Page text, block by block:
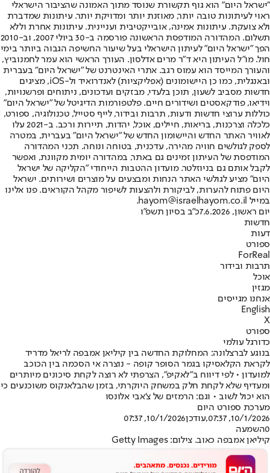
"ישראל היום" הוא גוף תקשורת שנוסד מתוך האמונה שהציבור הישראלי
ראוי לעיתונות טובה יותר, מאוזנת יותר ומדויקת יותר. עיתונות שמדברת
ולא צועקת. עיתונות אמינה, אובייקטיבית ועניינית. עיתונות אחרת וללא
תשלום. המהדורה המודפסת הראשונה פורסמה ב-30 ביולי 2007, וב-2010
הפך "ישראל היום" לעיתון הישראלי בעל שיעור החשיפה הגבוה ביותר בימי
חול. מו"ל העיתון היא ד"ר מרים אדלסון. העורך הראשי הוא עמר לחמנוביץ,
והעורך המייסד הוא עמוס רגב. אתרי האינטרנט של "ישראל היום" בעברית
ובאנגלית, כמו כן היישומונים (אפליקציות) לאנדרואיד ול-iOS, מציגים
חדשות מסביב לשעון, תוכן בלעדי, מבזקים ועדכונים, ניתוחים ופרשנויות,
וידיאו, פודקאסטים ושידורים חיים. פלטפורמות הדיגיטל של "ישראל היום"
כוללות ערוצי חדשות ודעות, תרבות ובידור, לייף סטייל, טכנולוגיה, ספורט,
כלכלה וצרכנות, בריאות, חיילים, אוכל, יהדות, תיירות ורכב. ב-2021 עלו
לאוויר האתר החדש והיישומון החדש של "ישראל היום" בעברית, במטרה
לספק לגולשים חוויה מהירה, עדכנית, בטוחה ונוחה. תכני המהדורה
המודפסת של העיתון זמינים גם באתר, במהדורה יומית מקוונת, ואפשר
לקבל אותם גם בניוזלטר. מועדון ההטבות הייחודי "הקליקה של ישראל
היום" מציע לגולשי האתר הנחות ומבצעים על מוצרים ושירותים. ישראל
היום פתוח להערות, לביקורת ולהצעות לשיפור מקהל הקוראים. פנו אלינו
במייל hayom@israelhayom.co.il.
יום ראשון, 7.6.2026
כ"ב בסיון תשפ"ו
חדשות
דעות
ספורט
ForReal
תרבות ובידור
אוכל
מגזין
אנחנו מגייסים
English
X
ספורט
כדורגל עולמי
בנוגע לברצלונה: המחלוקת החדשה בין קיליאן אמבפה לריאל מדריד
לקראת הקלאסיקו בגמר הסופר קופה - נוצרה אי הסכמה בין הכוכב
למועדון • לפי דיווח ב"לאקיפ", הצרפתי לא רוצה לקחת סיכונים מיותרים
ומעדיף שלא לקחת חלק במשחק היוקרתי, בזמן שהבלאנקוס משוכנעים כי
הוא יכול לשוב • וגם: הרמזים של צ'אבי אלונסו
מערכת ספורט היום
10/1/2026, 07:37
,עודכן10/1/2026, 07:37
0השמעה
קיליאן אמבפה כאוב. צילום: Getty Images